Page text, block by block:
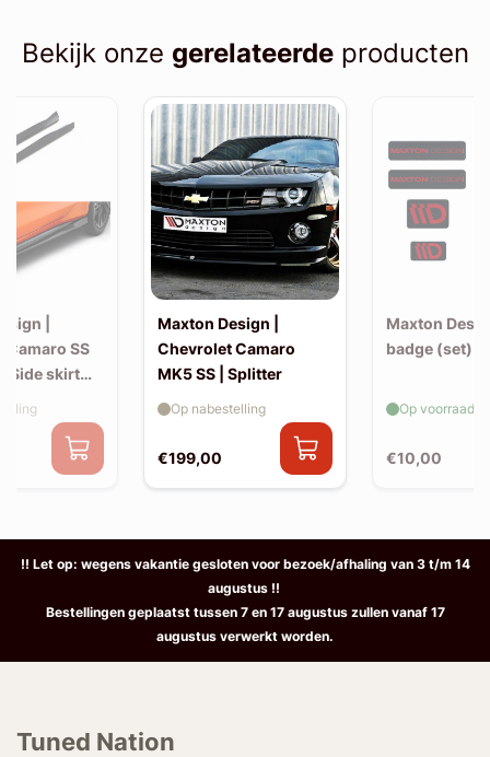
Bekijk onze gerelateerdeproducten
|
SS
Side skirt
Maxton Design |
Chevrolet Camaro
MK5 SS | Splitter
€199,00
Op nabestelling
Maxton
badge (set)
€10,00
Op voorraad
!! Let op: wegens vakantie gesloten voor bezoek/afhaling van 3 t/m 14
augustus !!
Bestellingen geplaatst tussen 7 en 17 augustus zullen vanaf 17
augustus verwerkt worden.
Tuned Nation